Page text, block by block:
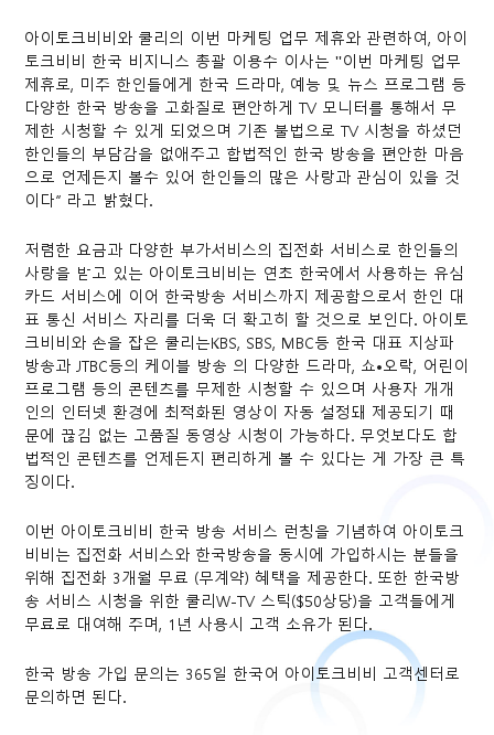
아이토크비비와 쿨리의 이번 마케팅 업무 제휴와 관련하여, 아이
토크비비 한국 비지니스 총괄 이용수 이사는 "이번 마케팅 업무
제휴로, 미주 한인들에게 한국 드라마, 예능 및 뉴스 프로그램 등
다양한 한국 방송을 고화질로 편안하게 TV 모니터를 통해서 무
제한 시청할 수 있게 되었으며 기존 불법으로 TV 시청을 하셨던
한인들의 부담감을 없애주고 합법적인 한국 방송을 편안한 마음
으로 언제든지 볼수 있어 한인들의 많은 사랑과 관심이 있을 것
이다” 라고 밝혔다.
저렴한 요금과 다양한 부가서비스의 집전화 서비스로 한인들의
사랑을 받고 있는 아이토크비비는 연초 한국에서 사용하는 유심
카드 서비스에 이어 한국방송 서비스까지 제공함으로서 한인 대
표 통신 서비스 자리를 더욱 더 확고히 할 것으로 보인다. 아이토
크비비와 손을 잡은 쿨리는KBS, SBS, MBC등 한국 대표 지상파
방송과 JTBC등의 케이블 방송 의 다양한 드라마, 쇼•오락, 어린이
프로그램 등의 콘텐츠를 무제한 시청할 수 있으며 사용자 개개
인의 인터넷 환경에 최적화된 영상이 자동 설정돼 제공되기 때
문에 끊김 없는 고품질 동영상 시청이 가능하다. 무엇보다도 합
법적인 콘텐츠를 언제든지 편리하게 볼 수 있다는 게 가장 큰 특
징이다.
이번 아이토크비비 한국 방송 서비스 런칭을 기념하여 아이토크
비비는 집전화 서비스와 한국방송을 동시에 가입하시는 분들을
위해 집전화 3개월 무료 (무계약) 혜택을 제공한다. 또한 한국방
송 서비스 시청을 위한 쿨리W-TV 스틱($50상당)을 고객들에게
무료로 대여해 주며, 1년 사용시 고객 소유가 된다.
한국 방송 가입 문의는 365일 한국어 아이토크비비 고객센터로
문의하면 된다.